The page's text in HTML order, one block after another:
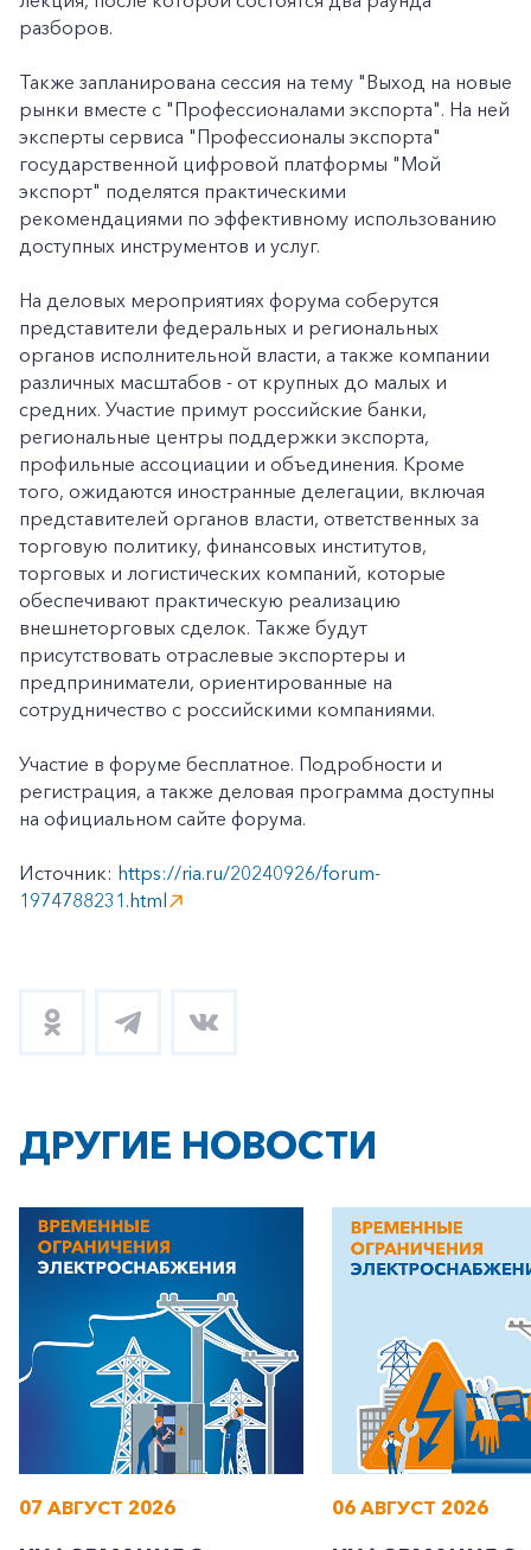
+7-800-700-24-57
Заказать обратный звонок
Корпоративным клиентам
разборов.
Также запланирована сессия на тему "Выход на новые
рынки вместе с "Профессионалами экспорта". На ней
эксперты сервиса "Профессионалы экспорта"
государственной цифровой платформы "Мой
экспорт" поделятся практическими
рекомендациями по эффективному использованию
доступных инструментов и услуг.
На деловых мероприятиях форума соберутся
представители федеральных и региональных
органов исполнительной власти, а также компании
различных масштабов - от крупных до малых и
средних. Участие примут российские банки,
региональные центры поддержки экспорта,
профильные ассоциации и объединения. Кроме
того, ожидаются иностранные делегации, включая
представителей органов власти, ответственных за
торговую политику, финансовых институтов,
торговых и логистических компаний, которые
обеспечивают практическую реализацию
внешнеторговых сделок. Также будут
присутствовать отраслевые экспортеры и
предприниматели, ориентированные на
сотрудничество с российскими компаниями.
Участие в форуме бесплатное. Подробности и
регистрация, а также деловая программа доступны
на официальном сайте форума.
Источник: https://ria.ru/20240926/forum-
1974788231.html
ДРУГИЕ НОВОСТИ
07 АВГУСТ 2026 06 АВГУСТ 2026